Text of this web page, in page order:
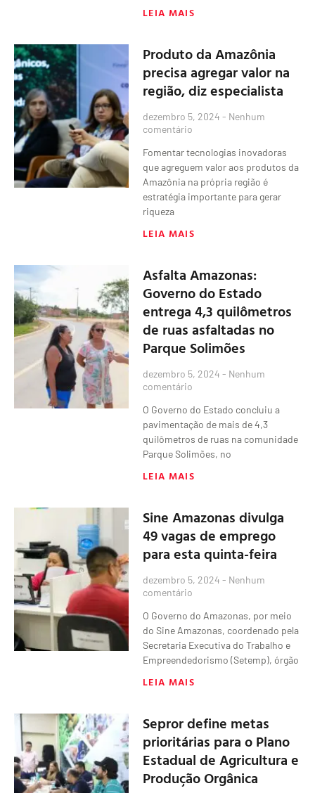
LEIA MAIS
Produto da Amazônia
precisa agregar valor na
região, diz especialista
dezembro 5, 2024 Nenhum
comentário
Fomentar tecnologias inovadoras
que agreguem valor aos produtos da
Amazônia na própria região é
estratégia importante para gerar
riqueza
LEIA MAIS
Asfalta Amazonas:
Governo do Estado
entrega 4,3 quilômetros
de ruas asfaltadas no
Parque Solimões
dezembro 5, 2024 Nenhum
comentário
O Governo do Estado concluiu a
pavimentação de mais de 4,3
quilômetros de ruas na comunidade
Parque Solimões, no
LEIA MAIS
Sine Amazonas divulga
49 vagas de emprego
para esta quinta-feira
dezembro 5, 2024 Nenhum
comentário
O Governo do Amazonas, por meio
do Sine Amazonas, coordenado pela
Secretaria Executiva do Trabalho e
Empreendedorismo (Setemp), órgão
LEIA MAIS
Sepror define metas
prioritárias para o Plano
Estadual de Agricultura e
Produção Orgânica